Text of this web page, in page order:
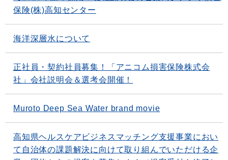
保険(株)高知センター
海洋深層水について
正社員・契約社員募集！「アニコム損害保険株式会
社」会社説明会＆選考会開催！
Muroto Deep Sea Water brand movie
高知県ヘルスケアビジネスマッチング支援事業におい
て自治体の課題解決に向けて取り組んでいただける企